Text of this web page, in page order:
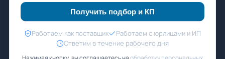
Получить подбор и КП
Работаем как поставщик
Работаем с юрлицами и ИП
Ответим в течение рабочего дня